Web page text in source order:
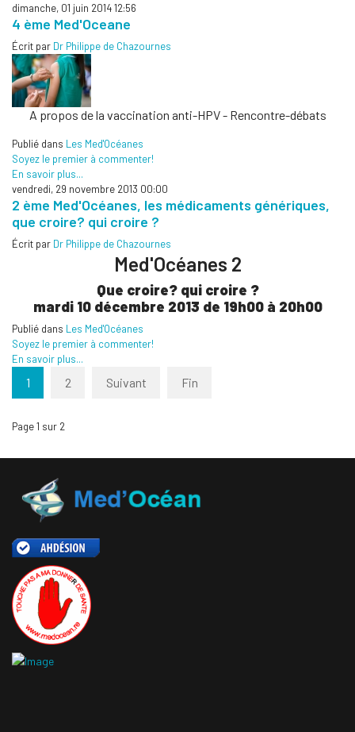
dimanche, 01 juin 2014 12:56
4 ème Med'Oceane
Écrit par Dr Philippe de Chazournes
A propos de la vaccination anti-HPV - Rencontre-débats
Publié dans Les Med'Océanes
Soyez le premier à commenter!
En savoir plus...
vendredi, 29 novembre 2013 00:00
2 ème Med'Océanes, les médicaments génériques,
que croire? qui croire ?
Écrit par Dr Philippe de Chazournes
Med'Océanes 2
Que croire? qui croire ?
mardi 10 décembre 2013 de 19h00 à 20h00
Publié dans Les Med'Océanes
Soyez le premier à commenter!
En savoir plus...
1 2 Suivant Fin
Page 1 sur 2